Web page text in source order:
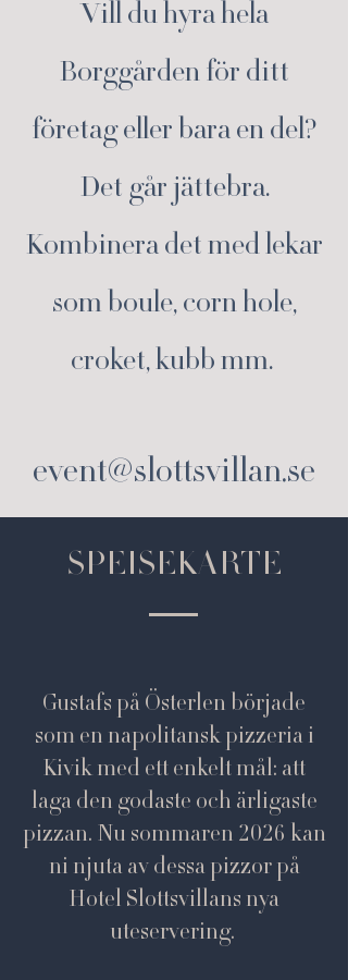
Vill du hyra hela
Borggården för ditt
företag eller bara en del?
Det går jättebra.
Kombinera det med lekar
som boule, corn hole,
croket, kubb mm.
event@slottsvillan.se
SPEISEKARTE
Gustafs på Österlen började
som en napolitansk pizzeria i
Kivik med ett enkelt mål: att
laga den godaste och ärligaste
pizzan. Nu sommaren 2026 kan
ni njuta av dessa pizzor på
Hotel Slottsvillans nya
uteservering.